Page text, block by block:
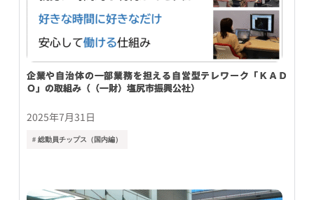
企業や自治体の一部業務を担える自営型テレワーク「ＫＡＤ
Ｏ」の取組み（（一財）塩尻市振興公社）
2025年7月31日
# 総動員チップス（国内編）